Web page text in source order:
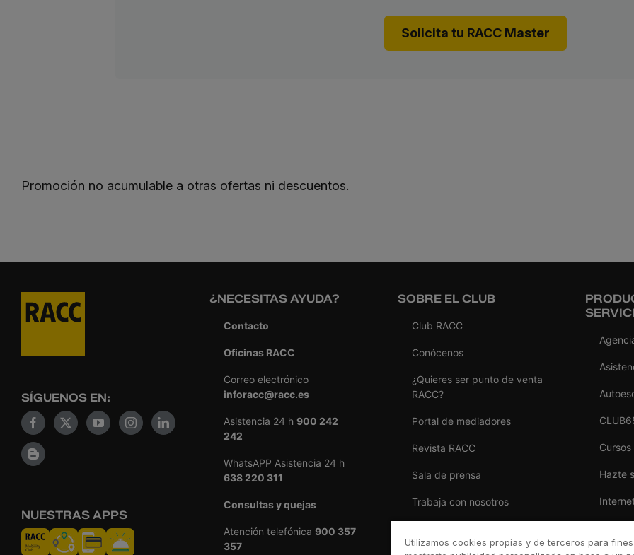
Solicita tu RACC Master
Promoción no acumulable a otras ofertas ni descuentos.
SÍGUENOS EN:
NUESTRAS APPS
¿NECESITAS AYUDA?
Contacto
Oficinas RACC
Correo electrónico
inforacc@racc.es
Asistencia 24 h 900 242
242
WhatsAPP Asistencia 24 h
638 220 311
Consultas y quejas
Atención telefónica 900 357
357
SOBRE EL CLUB
Club RACC
Conócenos
¿Quieres ser punto de venta
RACC?
Portal de mediadores
Revista RACC
Sala de prensa
Trabaja con nosotros
Hazte
Utilizamos cookies propias y de terceros para